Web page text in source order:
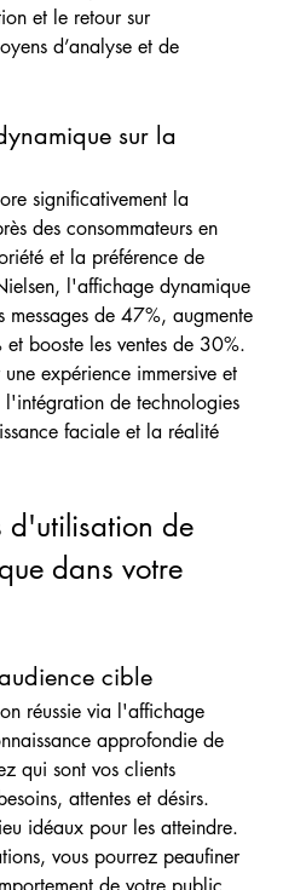
et le retour sur
d’analyse et de
sur la
significativement la
des consommateurs en
et la préférence de
l'affichage dynamique
de 47%, augmente
booste les ventes de 30%.
expérience immersive et
de technologies
faciale et la réalité
d'utilisation de
dans votre
cible
réussie via l'affichage
approfondie de
qui sont vos clients
attentes et désirs.
idéaux pour les atteindre.
vous pourrez peaufiner